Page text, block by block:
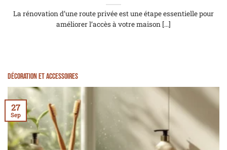
La rénovation d’une route privée est une étape essentielle pour
améliorer l’accès à votre maison [...]
Décoration et Accessoires
27
Sep